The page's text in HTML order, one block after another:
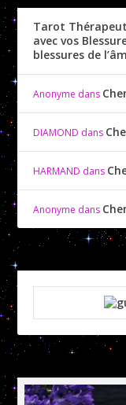
Tarot
avec vos
blessures de
Anonyme dans
DIAMOND dans
HARMAND dans
Anonyme dans